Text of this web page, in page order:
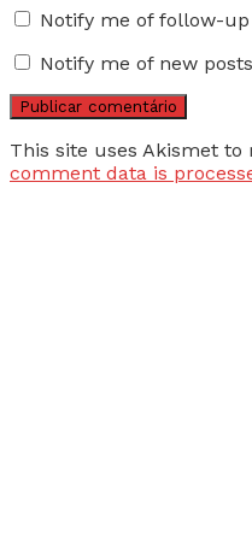
Notify me of follow-
Notify me of new
This site uses Akismet to
comment data is